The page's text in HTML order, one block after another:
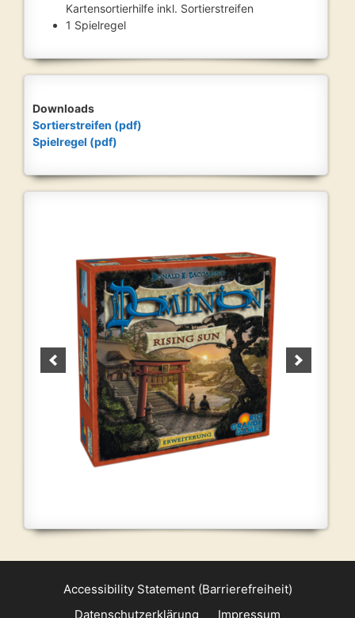
Kartensortierhilfe inkl. Sortierstreifen
1 Spielregel
Downloads
Sortierstreifen (pdf)
Spielregel (pdf)
Accessibility Statement (Barrierefreiheit)
Datenschutzerklärung
Impressum